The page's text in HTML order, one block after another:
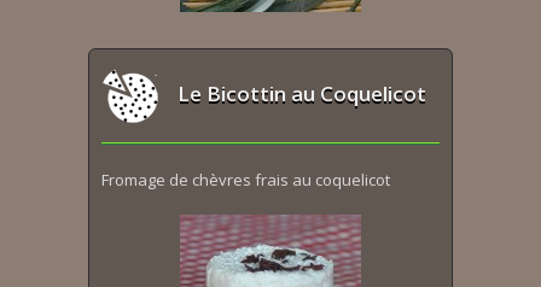
Le Bicottin au Coquelicot
Fromage de chèvres frais au coquelicot